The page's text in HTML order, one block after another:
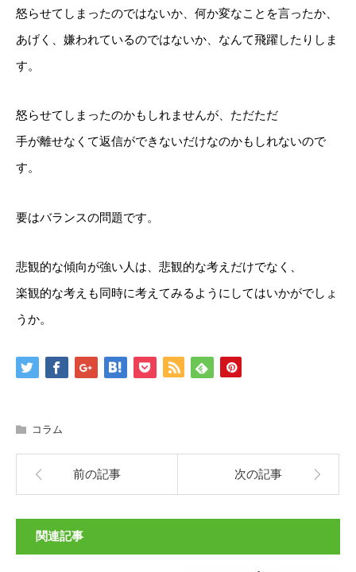
怒らせてしまったのではないか、何か変なことを言ったか、
あげく、嫌われているのではないか、なんて飛躍したりしま
す。
怒らせてしまったのかもしれませんが、ただただ
手が離せなくて返信ができないだけなのかもしれないので
す。
要はバランスの問題です。
悲観的な傾向が強い人は、悲観的な考えだけでなく、
楽観的な考えも同時に考えてみるようにしてはいかがでしょ
うか。
コラム
前の記事 次の記事
関連記事